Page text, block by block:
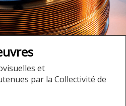
et
par la Collectivité de